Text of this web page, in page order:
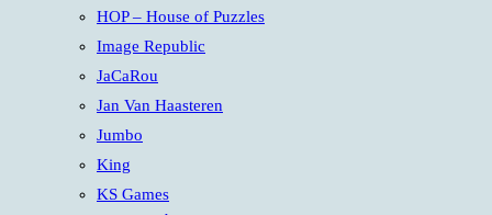
HOP – House of Puzzles
Image Republic
JaCaRou
Jan Van Haasteren
Jumbo
King
KS Games